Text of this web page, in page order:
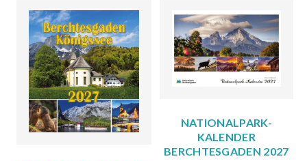
NATIONALPARK-
KALENDER
BERCHTESGADEN 2027